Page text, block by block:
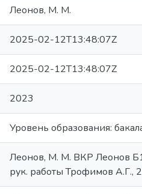
Леонов, М. М.
2025-02-12T13:48:07Z
2025-02-12T13:48:07Z
2023
Уровень образования:
Леонов, М. М. ВКР Леонов
рук. работы Трофимов А.Г.,